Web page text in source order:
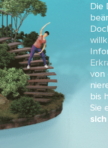
Die
von
bis
Sie